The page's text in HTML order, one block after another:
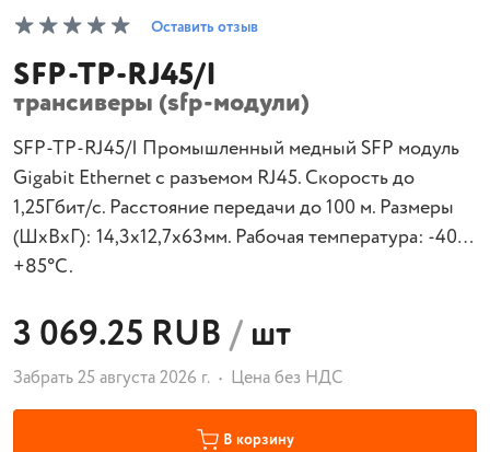
Оставить отзыв
SFP-TP-RJ45/I
трансиверы (sfp-модули)
SFP-TP-RJ45/I Промышленный медный SFP модуль
Gigabit Ethernet с разъемом RJ45. Скорость до
1,25Гбит/с. Расстояние передачи до 100 м. Размеры
(ШхВхГ): 14,3x12,7x63мм. Рабочая температура: -40…
+85°С.
3 069.25 RUB/шт
Забрать 25 августа 2026 г. Цена без НДС
В корзину